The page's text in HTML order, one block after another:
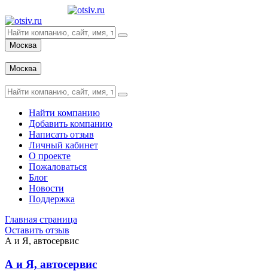
Москва
Москва
Найти компанию
Добавить компанию
Написать отзыв
Личный кабинет
О проекте
Пожаловаться
Блог
Новости
Поддержка
Главная страница
Оставить отзыв
А и Я, автосервис
А и Я, автосервис